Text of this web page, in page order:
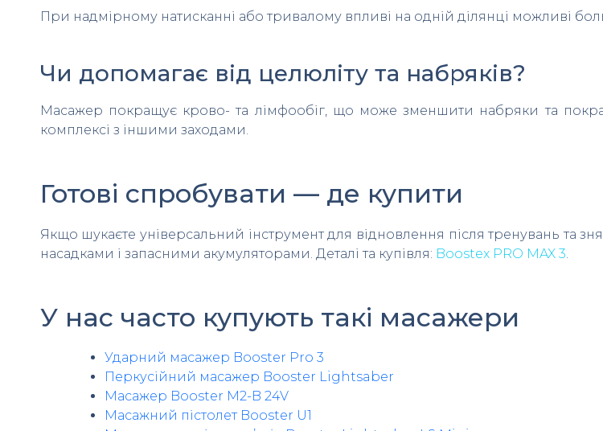
При надмірному натисканні або тривалому впливі на одній ділянці можливі
Чи допомагає від целюліту та набряків?
Масажер покращує крово- та лімфообіг, що може зменшити набряки та
комплексі з іншими заходами.
Готові спробувати — де купити
Якщо шукаєте універсальний інструмент для відновлення після тренувань та
насадками і запасними акумуляторами. Деталі та купівля: Boostex PRO MAX 3.
У нас часто купують такі масажери
Ударний масажер Booster Pro 3
Перкусійний масажер Booster Lightsaber
Масажер Booster M2-B 24V
Масажний пістолет Booster U1